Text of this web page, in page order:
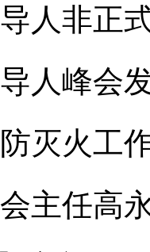
人非正
人峰会
灭火工
主任高